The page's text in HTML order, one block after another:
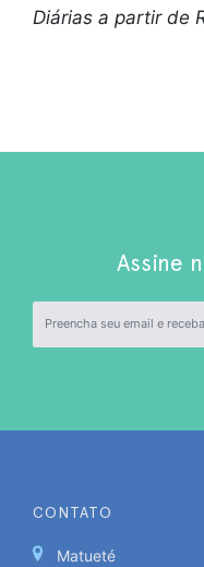
Diárias a partir de
Assine
CONTATO
Matueté